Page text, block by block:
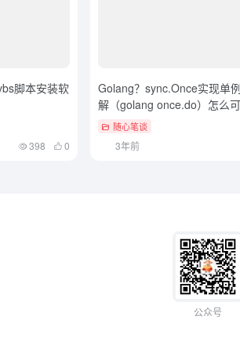
脚本安装软
398 0
Golang？sync.Once实现单
解（golang once.do）怎么
随心笔谈
3年前
公众号